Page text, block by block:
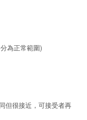
為正常範圍)
但很接近，可接受者再